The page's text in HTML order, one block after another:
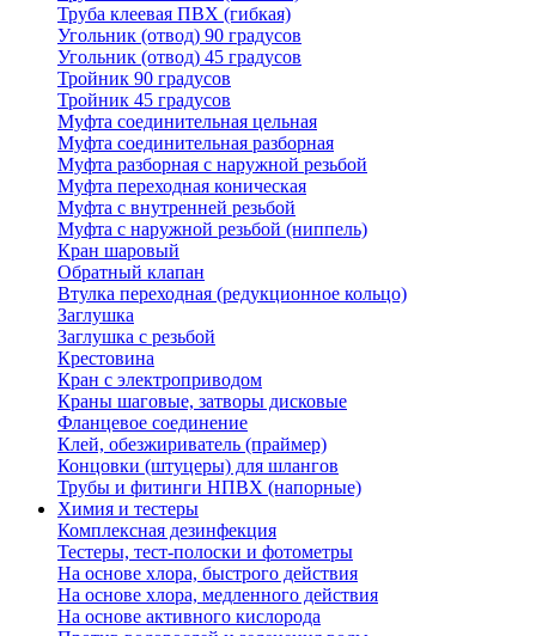
Труба клеевая ПВХ (гибкая)
Угольник (отвод) 90 градусов
Угольник (отвод) 45 градусов
Тройник 90 градусов
Тройник 45 градусов
Муфта соединительная цельная
Муфта соединительная разборная
Муфта разборная с наружной резьбой
Муфта переходная коническая
Муфта с внутренней резьбой
Муфта с наружной резьбой (ниппель)
Кран шаровый
Обратный клапан
Втулка переходная (редукционное кольцо)
Заглушка
Заглушка с резьбой
Крестовина
Кран с электроприводом
Краны шаговые, затворы дисковые
Фланцевое соединение
Клей, обезжириватель (праймер)
Концовки (штуцеры) для шлангов
Трубы и фитинги НПВХ (напорные)
Химия и тестеры
Комплексная дезинфекция
Тестеры, тест-полоски и фотометры
На основе хлора, быстрого действия
На основе хлора, медленного действия
На основе активного кислорода